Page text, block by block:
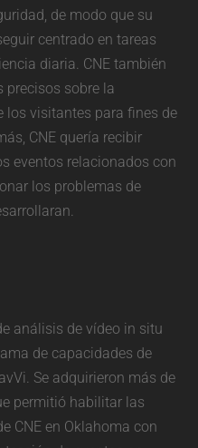
de modo que su
centrado en tareas
diaria. CNE también
precisos sobre la
los visitantes para fines de
CNE quería recibir
eventos relacionados con
los problemas de
análisis de vídeo in situ
de capacidades de
Se adquirieron más de
permitió habilitar las
CNE en Oklahoma con